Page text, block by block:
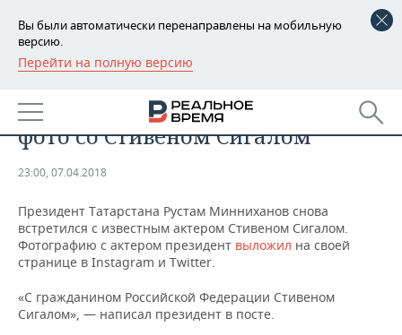
Вы были автоматически перенаправлены на мобильную
версию.
Перейти на полную версию
РЕГИОНЫ
БАШКОРТОСТАН
ТАТАРСТАН
НОВОСТИ
АНАЛИТИКА
ДЕКЛАРАЦИИ О ДОХОДАХ
КОРОЛИ ГОСЗАКАЗА ПФО
ВУЗЫ ТАТАРСТАНА
НОВОСТИ ЭКОНОМИКИ
ФИНАНСЫ
БАНКИ
ПРОМЫШЛЕННОСТЬ
НОВОСТИ
АГРОПРОМ
НЕДВИЖИМОСТЬ
НОВОСТИ НЕДВИЖИМОСТИ
АВТО
Минниханов вновь выложил
фото со Стивеном Сигалом
23:00, 07.04.2018
Президент Татарстана Рустам Минниханов снова
встретился с известным актером Стивеном Сигалом.
Фотографию с актером президент выложил на своей
странице в Instagram и Twitter.
«С гражданином Российской Федерации Стивеном
Сигалом», — написал президент в посте.